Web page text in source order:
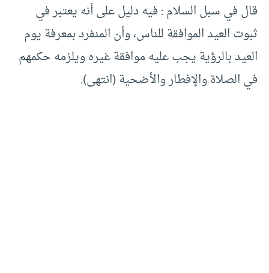
قال في سبل السلام : فيه دليل على أنه يعتبر في
ثبوت العيد الموافقة للناس، وأن المنفرد بمعرفة يوم
العيد بالرؤية يجب عليه موافقة غيره ويلزمه حكمهم
في الصلاة والإفطار والأضحية (انتهى).